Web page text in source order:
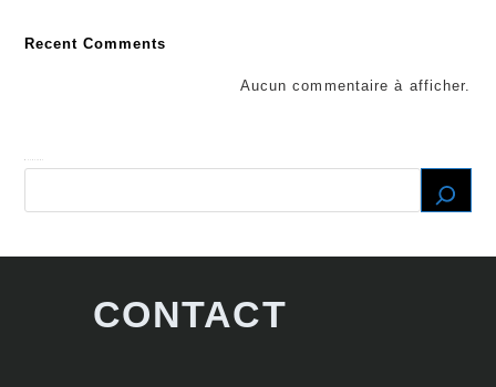
Recent Comments
Aucun commentaire à afficher.
CONTACT